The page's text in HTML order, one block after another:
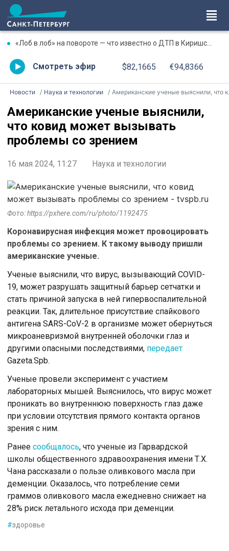
«Лоб в лоб» на повороте — что известно о ДТП в Киришском районе
Смотреть эфир $82,1665 €94,8366
Новости Наука и технологии Американские ученые выяснили, что ковид может вызывать проблемы со зрением
Американские ученые выяснили,
что ковид может вызывать
проблемы со зрением
16 мая 2024, 11:27 Наука и технологии
Фото: https://pxhere.com/ru/photo/1192475
Коронавирусная инфекция может провоцировать
проблемы со зрением. К такому выводу пришли
американские ученые.
Ученые выяснили, что вирус, вызывающий COVID-
19, может разрушать защитный барьер сетчатки и
стать причиной запуска в ней гипервоспалительной
реакции. Так, длительное присутствие спайкового
антигена SARS-CoV-2 в организме может обернуться
микроаневризмой внутренней оболочки глаз и
другими опасными последствиями, передает
Gazeta.Spb.
Ученые провели эксперимент с участием
лабораторных мышей. Выяснилось, что вирус может
проникать во внутреннюю поверхность глаз даже
при условии отсутствия прямого контакта органов
зрения с ним.
Ранее сообщалось, что ученые из Гарвардской
школы общественного здравоохранения имени Т.Х.
Чана рассказали о пользе оливкового масла при
деменции. Оказалось, что потребление семи
граммов оливкового масла ежедневно снижает на
28% риск летального исхода при деменции.
#здоровье